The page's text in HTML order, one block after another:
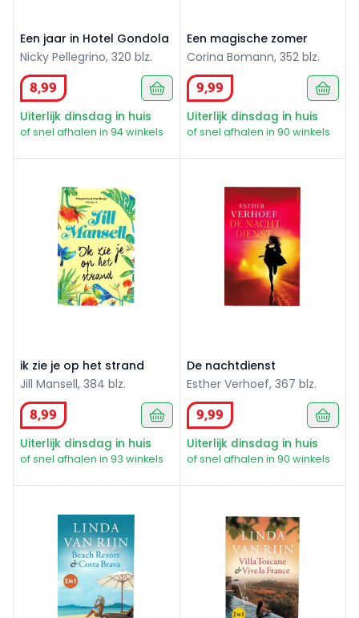
Een jaar in Hotel Gondola
Nicky Pellegrino, 320 blz.
8,99
Uiterlijk dinsdag in huis
of snel afhalen in 94 winkels
Een magische zomer
Corina Bomann, 352 blz.
9,99
Uiterlijk dinsdag in huis
of snel afhalen in 90 winkels
ik zie je op het strand
Jill Mansell, 384 blz.
8,99
Uiterlijk dinsdag in huis
of snel afhalen in 93 winkels
De nachtdienst
Esther Verhoef, 367 blz.
9,99
Uiterlijk dinsdag in huis
of snel afhalen in 90 winkels